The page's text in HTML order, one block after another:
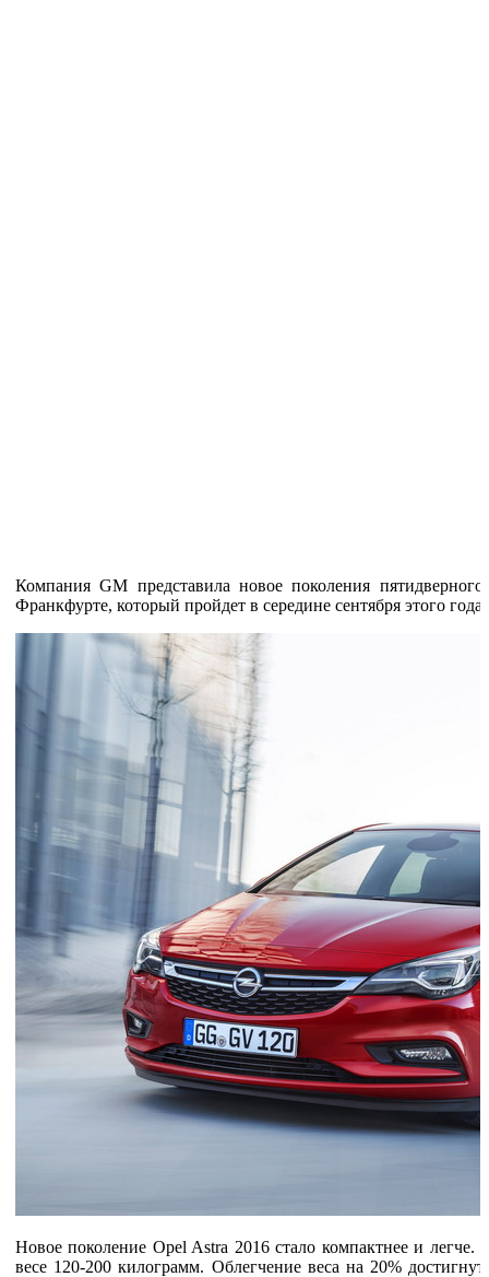
Компания GM представила новое поколения
Франкфурте, который пройдет в середине сентября этого года.
Новое поколение Opel Astra 2016 стало компактнее и
весе 120-200 килограмм. Облегчение веса на 20%